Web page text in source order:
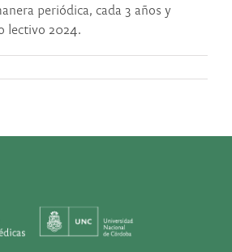
periódica, cada 3 años y
lectivo 2024.